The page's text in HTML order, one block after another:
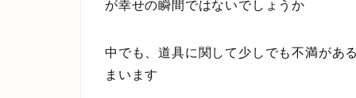
が幸せの瞬間 ではないでしょうか
中でも、道具に関して少しでも不満があ
まいます